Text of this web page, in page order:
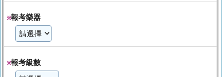
※報考樂器
※報考級數